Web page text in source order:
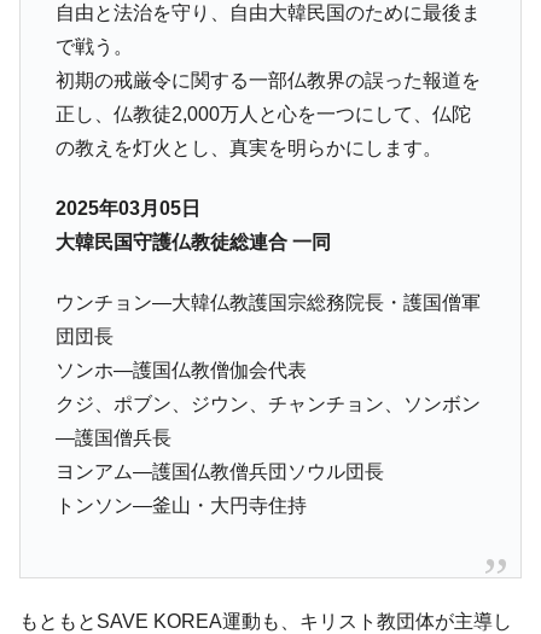
自由と法治を守り、自由大韓民国のために最後ま
で戦う。
初期の戒厳令に関する一部仏教界の誤った報道を
正し、仏教徒2,000万人と心を一つにして、仏陀
の教えを灯火とし、真実を明らかにします。
2025年03月05日
大韓民国守護仏教徒総連合 一同
ウンチョン—大韓仏教護国宗総務院長・護国僧軍
団団長
ソンホ—護国仏教僧伽会代表
クジ、ポブン、ジウン、チャンチョン、ソンボン
—護国僧兵長
ヨンアム—護国仏教僧兵団ソウル団長
トンソン—釜山・大円寺住持
もともとSAVE KOREA運動も、キリスト教団体が主導し